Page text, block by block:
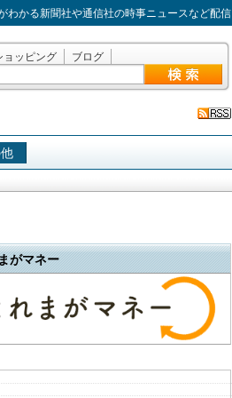
わかる新聞社や通信社の時事ニュースなど配信
ョッピング ブログ
がマネー